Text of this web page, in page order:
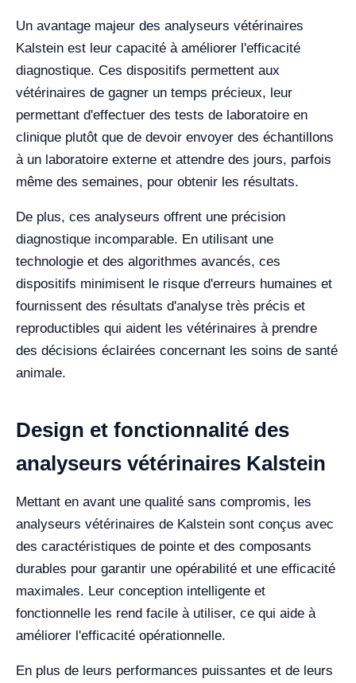
Un avantage majeur des analyseurs vétérinaires
Kalstein est leur capacité à améliorer l'efficacité
diagnostique. Ces dispositifs permettent aux
vétérinaires de gagner un temps précieux, leur
permettant d'effectuer des tests de laboratoire en
clinique plutôt que de devoir envoyer des échantillons
à un laboratoire externe et attendre des jours, parfois
même des semaines, pour obtenir les résultats.
De plus, ces analyseurs offrent une précision
diagnostique incomparable. En utilisant une
technologie et des algorithmes avancés, ces
dispositifs minimisent le risque d'erreurs humaines et
fournissent des résultats d'analyse très précis et
reproductibles qui aident les vétérinaires à prendre
des décisions éclairées concernant les soins de santé
animale.
Design et fonctionnalité des
analyseurs vétérinaires Kalstein
Mettant en avant une qualité sans compromis, les
analyseurs vétérinaires de Kalstein sont conçus avec
des caractéristiques de pointe et des composants
durables pour garantir une opérabilité et une efficacité
maximales. Leur conception intelligente et
fonctionnelle les rend facile à utiliser, ce qui aide à
améliorer l'efficacité opérationnelle.
En plus de leurs performances puissantes et de leurs